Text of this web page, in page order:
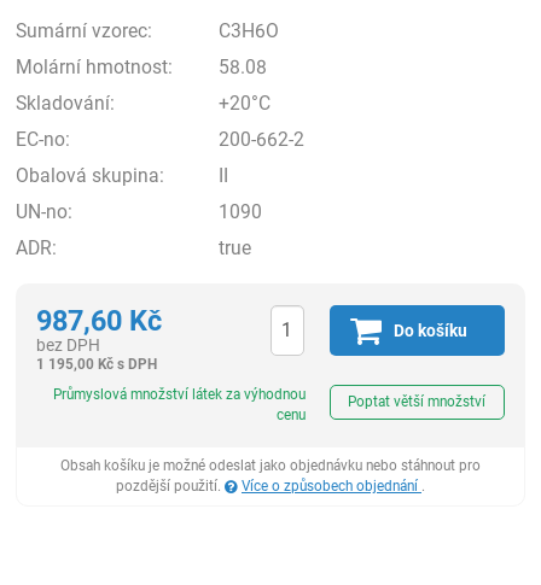
Sumární vzorec:
C3H6O
Molární hmotnost:
58.08
Skladování:
+20°C
EC-no:
200-662-2
Obalová skupina:
II
UN-no:
1090
ADR:
true
987,60 Kč
bez DPH
1 195,00Kč s DPH
Do košíku
Průmyslová množství látek za výhodnou
cenu
Poptat větší množství
Obsah košíku je možné odeslat jako objednávku nebo stáhnout pro
pozdější použití.
Více o způsobech objednání .